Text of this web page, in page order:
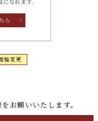
格変更
お願いいたします。